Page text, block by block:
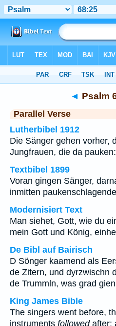
◄ Psalm
Parallel Verse
Lutherbibel 1912
Die Sänger gehen vorher,
Jungfrauen, die da pauken:
Textbibel 1899
Voran gingen Sänger,
inmitten
Modernisiert Text
Man siehet, Gott, wie du
mein Gott und König,
De Bibl auf Bairisch
D Sönger kaamend als
de Zitern, und dyrzwischn
de Trummln, was grad
King James Bible
The singers went before,
instruments followedafter;